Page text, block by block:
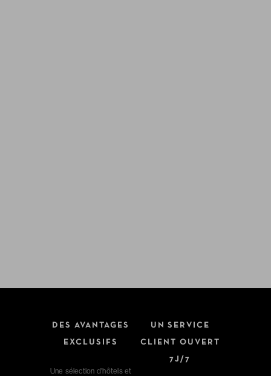
DES AVANTAGES
EXCLUSIFS
Une sélection d'hôtels et
UN SERVICE
CLIENT OUVERT
7J/7